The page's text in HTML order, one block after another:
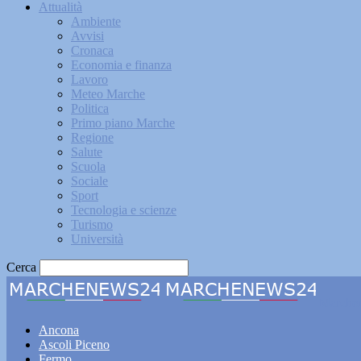
Attualità
Ambiente
Avvisi
Cronaca
Economia e finanza
Lavoro
Meteo Marche
Politica
Primo piano Marche
Regione
Salute
Scuola
Sociale
Sport
Tecnologia e scienze
Turismo
Università
Cerca
Ancona
Ascoli Piceno